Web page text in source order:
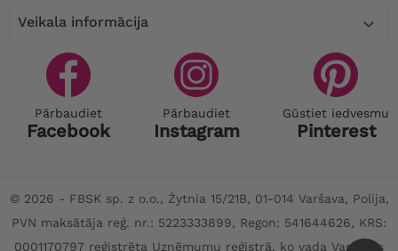
Veikala informācija 
Pārbaudiet
Facebook
Pārbaudiet
Instagram
Gūstiet iedvesmu
Pinterest
© 2026 - FBSK sp. z o.o., Żytnia 15/21B, 01-014 Varšava, Polija,
PVN maksātāja reģ. nr.: 5223333899, Regon: 541644626, KRS:
0001170797 reģistrēta Uzņēmumu reģistrā, ko vada Varšavas